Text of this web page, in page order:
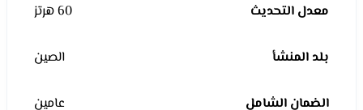
معدل التحديث 60 هرتز
بلد المنشأ الصين
الضمان الشامل عامين